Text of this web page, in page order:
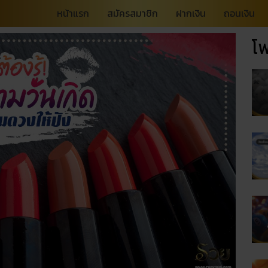
หน้าแรก สมัครสมาชิก ฝากเงิน ถอนเงิน
โ